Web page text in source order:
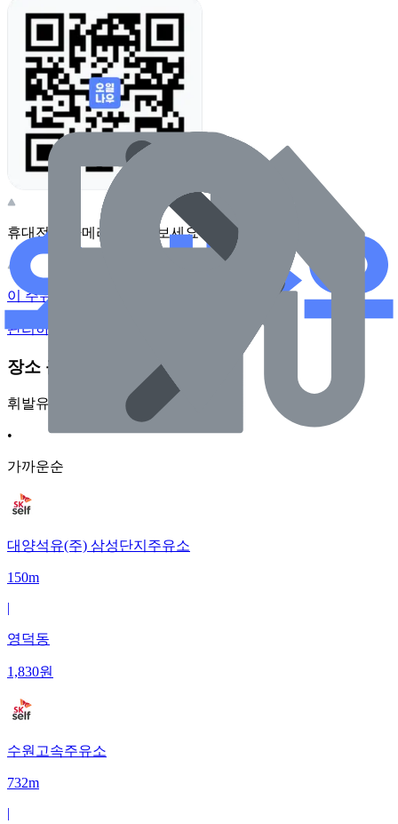
휴대전화 카메라로 찍어보세요
이 주유소의 사장님이신가요?
관리하기
장소 근처 주유소
휘발유
•
가까운순
대양석유(주) 삼성단지주유소
150m
|
영덕동
1,830원
수원고속주유소
732m
|